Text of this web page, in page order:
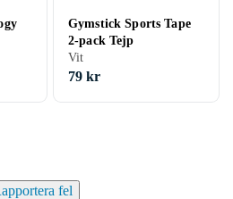
Gymstick Sports Tape
2-pack Tejp
Vit
79 kr
fel